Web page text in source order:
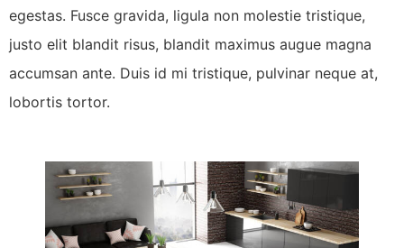
egestas. Fusce gravida, ligula non molestie tristique,
justo elit blandit risus, blandit maximus augue magna
accumsan ante. Duis id mi tristique, pulvinar neque at,
lobortis tortor.